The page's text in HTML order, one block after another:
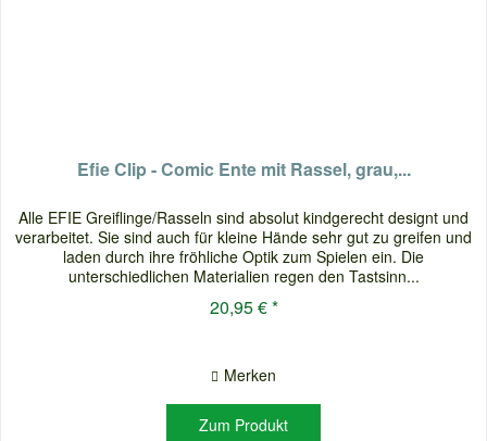
Efie Clip - Comic Ente mit Rassel, grau,...
Alle EFIE Greiflinge/Rasseln sind absolut kindgerecht designt und
verarbeitet. Sie sind auch für kleine Hände sehr gut zu greifen und
laden durch ihre fröhliche Optik zum Spielen ein. Die
unterschiedlichen Materialien regen den Tastsinn...
20,95 € *
Merken
Zum Produkt